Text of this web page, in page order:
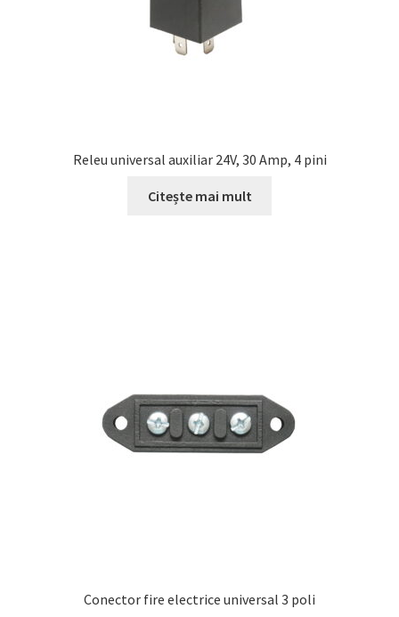
Releu universal auxiliar 24V, 30 Amp, 4 pini
Citește mai mult
Conector fire electrice universal 3 poli